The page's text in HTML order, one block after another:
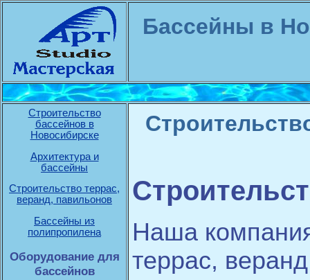
Бассейны в
Строительство
бассейнов в
Новосибирске
Архитектура и
бассейны
Строительство террас,
веранд, павильонов
Бассейны из
полипропилена
Оборудование для
бассейнов
Наша
террас,